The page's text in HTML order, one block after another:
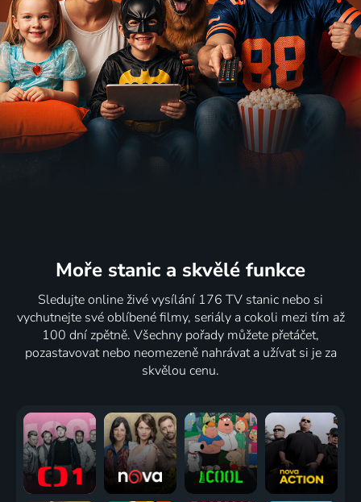
Moře stanic a skvělé funkce
Sledujte online živé vysílání 176 TV stanic nebo si
vychutnejte své oblíbené filmy, seriály a cokoli mezi tím až
100 dní zpětně. Všechny pořady můžete přetáčet,
pozastavovat nebo neomezeně nahrávat a užívat si je za
skvělou cenu.